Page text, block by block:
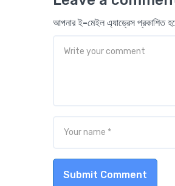
আপনার ই-মেইল এ্যাড্রেস প্রকাশিত
Submit Comment